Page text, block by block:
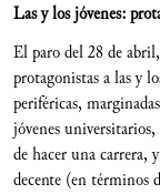
Las y los jóvenes:
El paro del 28 de
protagonistas a las y
periféricas,
jóvenes
de hacer una carrera,
decente (en términos